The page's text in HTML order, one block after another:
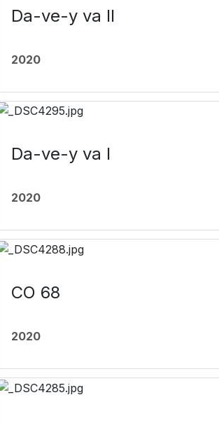
Da-ve-y va II
2020
Da-ve-y va I
2020
CO 68
2020